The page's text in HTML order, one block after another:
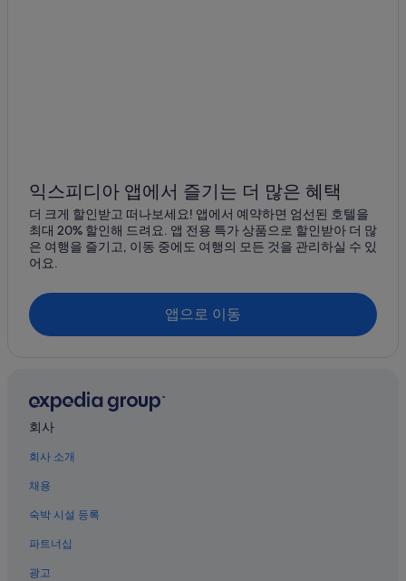
익스피디아 앱에서 즐기는 더 많은 혜택
더 크게 할인받고 떠나보세요! 앱에서 예약하면 엄선된 호텔을
최대 20% 할인해 드려요. 앱 전용 특가 상품으로 할인받아 더 많
은 여행을 즐기고, 이동 중에도 여행의 모든 것을 관리하실 수 있
어요.
앱으로 이동
회사
회사 소개
채용
숙박 시설 등록
파트너십
광고